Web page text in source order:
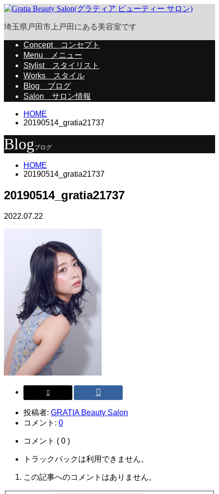
埼玉県戸田市上戸田にある美容室です
Concept
コンセプト
Menu
メニュー
Stylist
スタイリスト
Works
スタイル
Blog ブログ
Salon サロン情報
HOME
20190514_gratia21737
Blogブログ
HOME
20190514_gratia21737
20190514_gratia21737
2022.07.22
投稿者: GRATIA Beauty Salon
コメント: 0
コメント ( 0 )
トラックバックは利用できません。
この記事へのコメントはありません。